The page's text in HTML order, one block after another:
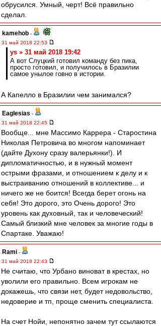
обрусился. Умный, черт! Всё правильно
сделал.
kamehob -
31 май 2018 22:53
ys » 31 май 2018 19:42
А вот Слуцкий готовил команду без пика,
просто готовил, и получилось в Бразилии
самое унылое говно в истории.
А Капелло в Бразилии чем занимался?
Eaglesias -
31 май 2018 22:45
Вообще... мне Массимо Каррера - Старостина
Николая Петровича во многом напоминает
(дайте Духону сразу валерьянки!). И
дипломатичностью, и в нужный момент
острыми фразами, и отношением к делу и к
выстраиванию отношений в коллективе... и
ничего же не боится! Всегда берет огонь на
себя! Это дорого, это Очень дорого! Это
уровень как духовный, так и человеческий!
Самый близкий мне человек за многие годы в
Спартаке. Уважаю!
Rami -
31 май 2018 22:43
Не считаю, что Урбано виноват в крестах, но
уволили его правильно. Всем игрокам не
докажешь, что связи нет, будет недовольство,
недоверие и тп, проще сменить специалиста.
На счет Нойи, непонятно зачем тут ссылаются